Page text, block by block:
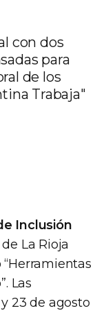
con dos
para
de los
Trabaja"
Inclusión
La Rioja
Las
23 de agosto